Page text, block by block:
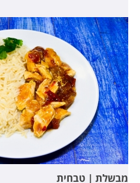
מבשלת | טבחית